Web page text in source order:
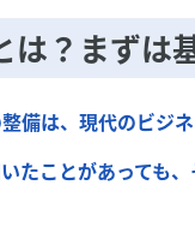
は？まずは
備は、現代のビジ
たことがあっても